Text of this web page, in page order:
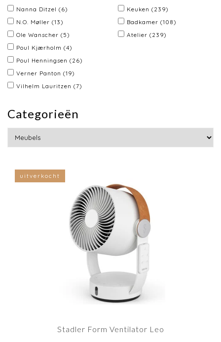
Nanna Ditzel (6)
N.O. Møller (13)
Ole Wanscher (5)
Poul Kjærholm (4)
Poul Henningsen (26)
Verner Panton (19)
Vilhelm Lauritzen (7)
Keuken (239)
Badkamer (108)
Atelier (239)
Categorieën
uitverkocht
Stadler Form Ventilator Leo